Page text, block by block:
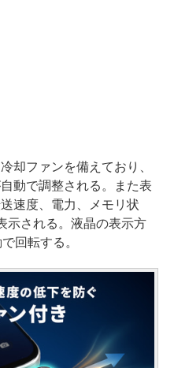
却ファンを備えており、
動で調整される。また表
速度、電力、メモリ状
示される。液晶の表示方
回転する。